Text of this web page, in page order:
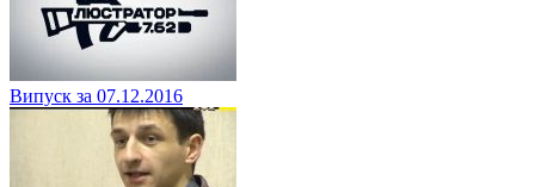
Випуск за 07.12.2016